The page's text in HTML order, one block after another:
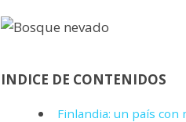
INDICE DE CONTENIDOS
Finlandia: un país con